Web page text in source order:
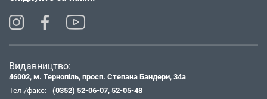
Видавництво:
46002, м. Тернопіль, просп. Степана Бандери, 34а
Тел./факс:
(0352) 52-06-07, 52-05-48